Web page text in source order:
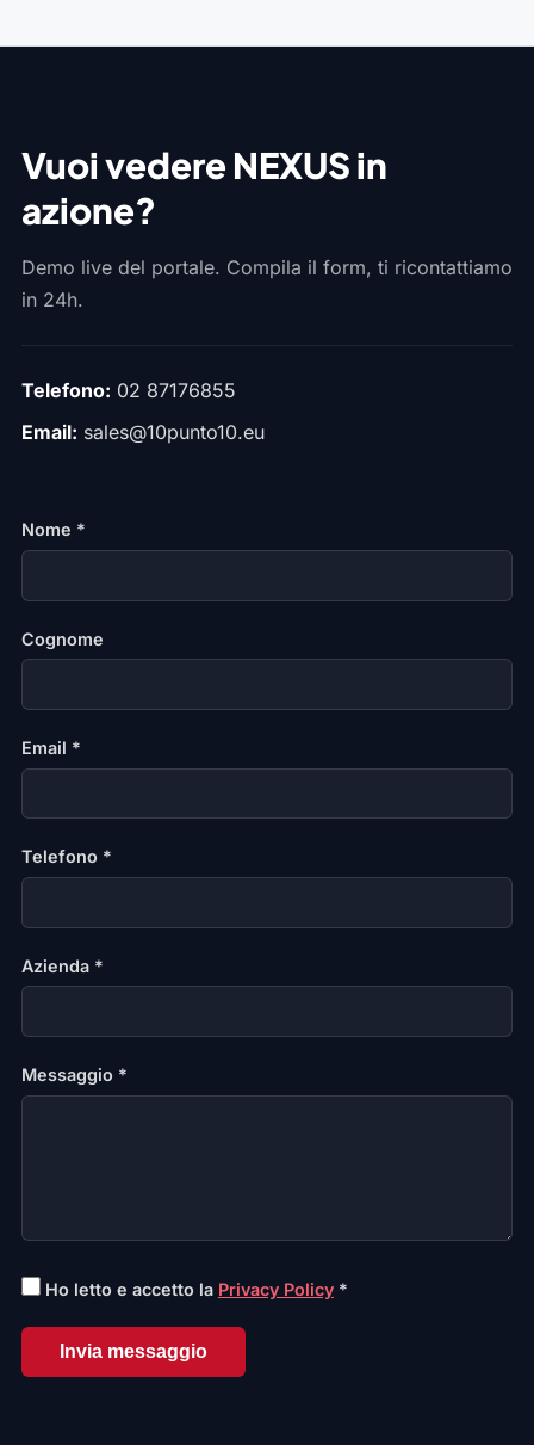
Vuoi vedere NEXUS in
azione?
Demo live del portale. Compila il form, ti ricontattiamo
in 24h.
Telefono: 02 87176855
Email: sales@10punto10.eu
Nome *
Cognome
Email *
Telefono *
Azienda *
Messaggio *
Ho letto e accetto la Privacy Policy*
Invia messaggio